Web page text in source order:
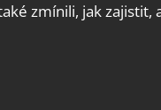
zmínili, jak zajistit,